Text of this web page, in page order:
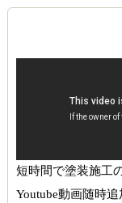
短時間で塗装施工
Youtube動画随時追